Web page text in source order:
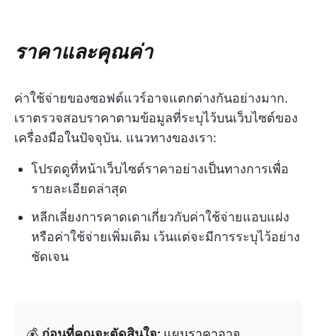
ราคาและคุณค่า
ค่าใช้จ่ายของซอฟต์แวร์อาจแตกต่างกันอย่างมาก.
เราตรวจสอบราคาตามข้อมูลที่ระบุไว้บนเว็บไซต์ของ
เครื่องมือในปัจจุบัน. แนวทางของเรา:
โปรดดูที่หน้าเว็บไซต์ราคาอย่างเป็นทางการเพื่อ
รายละเอียดล่าสุด
หลีกเลี่ยงการคาดเดาเกี่ยวกับค่าใช้จ่ายแอบแฝง
หรือค่าใช้จ่ายเพิ่มเติม เว้นแต่จะมีการระบุไว้อย่าง
ชัดเจน